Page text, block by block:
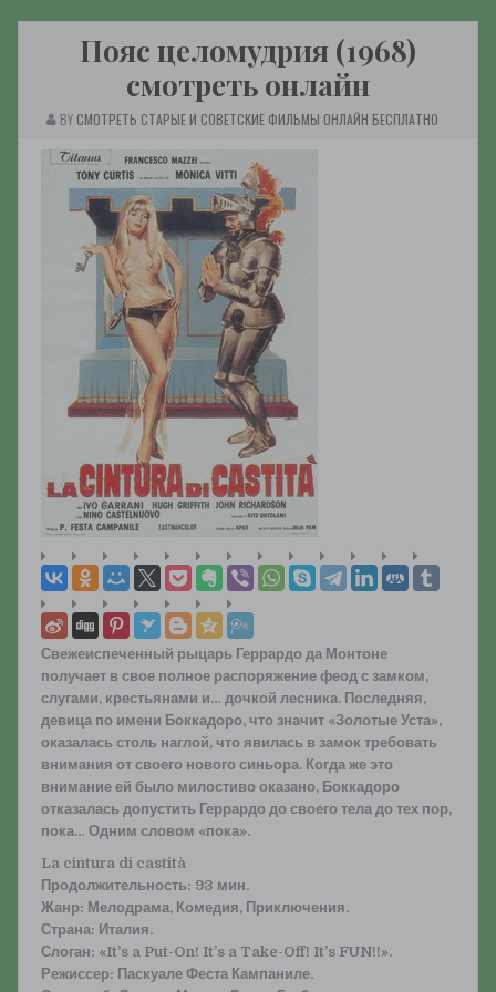
Пояс целомудрия (1968)
смотреть онлайн
BY СМОТРЕТЬ СТАРЫЕ И СОВЕТСКИЕ ФИЛЬМЫ ОНЛАЙН БЕСПЛАТНО
Свежеиспеченный рыцарь Геррардо да Монтоне
получает в свое полное распоряжение феод с замком,
слугами, крестьянами и… дочкой лесника. Последняя,
девица по имени Боккадоро, что значит «Золотые Уста»,
оказалась столь наглой, что явилась в замок требовать
внимания от своего нового синьора. Когда же это
внимание ей было милостиво оказано, Боккадоро
отказалась допустить Геррардо до своего тела до тех пор,
пока… Одним словом «пока».
La cintura di castità
Продолжительность: 93 мин.
Жанр: Мелодрама, Комедия, Приключения.
Страна: Италия.
Слоган: «It’s a Put-On! It’s a Take-Off! It’s FUN!!».
Режиссер: Паскуале Феста Кампаниле.